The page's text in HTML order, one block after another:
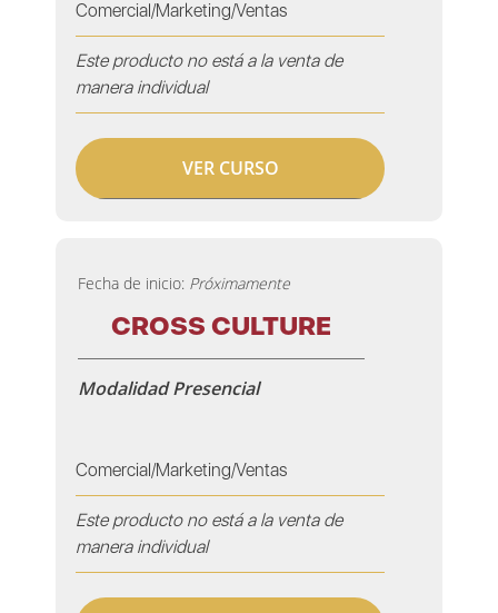
Comercial/Marketing/Ventas
Este producto no está a la venta de
manera individual
VER CURSO
Fecha de inicio: Próximamente
CROSS CULTURE
Modalidad Presencial
Comercial/Marketing/Ventas
Este producto no está a la venta de
manera individual